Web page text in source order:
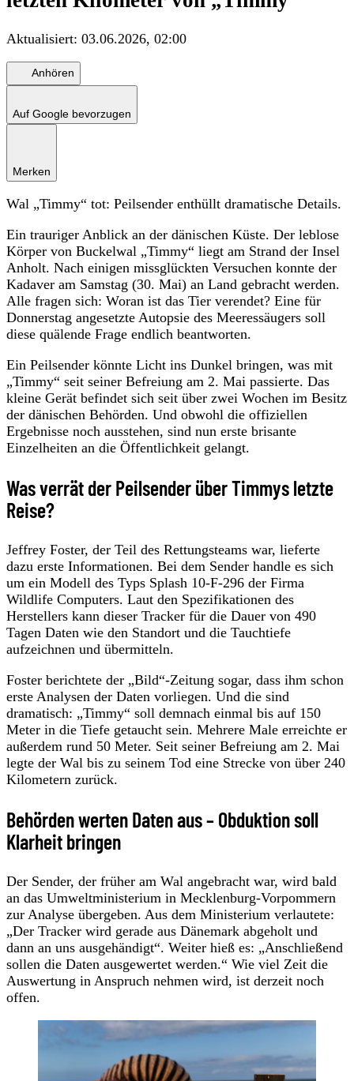
Aktualisiert: 03.06.2026, 02:00
Anhören
Auf Google bevorzugen
Merken
Wal „Timmy“ tot: Peilsender enthüllt dramatische Details.
Ein trauriger Anblick an der dänischen Küste. Der leblose
Körper von Buckelwal „Timmy“ liegt am Strand der Insel
Anholt. Nach einigen missglückten Versuchen konnte der
Kadaver am Samstag (30. Mai) an Land gebracht werden.
Alle fragen sich: Woran ist das Tier verendet? Eine für
Donnerstag angesetzte Autopsie des Meeressäugers soll
diese quälende Frage endlich beantworten.
Ein Peilsender könnte Licht ins Dunkel bringen, was mit
„Timmy“ seit seiner Befreiung am 2. Mai passierte. Das
kleine Gerät befindet sich seit über zwei Wochen im Besitz
der dänischen Behörden. Und obwohl die offiziellen
Ergebnisse noch ausstehen, sind nun erste brisante
Einzelheiten an die Öffentlichkeit gelangt.
Was verrät der Peilsender über Timmys letzte
Reise?
Jeffrey Foster, der Teil des Rettungsteams war, lieferte
dazu erste Informationen. Bei dem Sender handle es sich
um ein Modell des Typs Splash 10-F-296 der Firma
Wildlife Computers. Laut den Spezifikationen des
Herstellers kann dieser Tracker für die Dauer von 490
Tagen Daten wie den Standort und die Tauchtiefe
aufzeichnen und übermitteln.
Foster berichtete der „Bild“-Zeitung sogar, dass ihm schon
erste Analysen der Daten vorliegen. Und die sind
dramatisch: „Timmy“ soll demnach einmal bis auf 150
Meter in die Tiefe getaucht sein. Mehrere Male erreichte er
außerdem rund 50 Meter. Seit seiner Befreiung am 2. Mai
legte der Wal bis zu seinem Tod eine Strecke von über 240
Kilometern zurück.
Behörden werten Daten aus – Obduktion soll
Klarheit bringen
Der Sender, der früher am Wal angebracht war, wird bald
an das Umweltministerium in Mecklenburg-Vorpommern
zur Analyse übergeben. Aus dem Ministerium verlautete:
„Der Tracker wird gerade aus Dänemark abgeholt und
dann an uns ausgehändigt“. Weiter hieß es: „Anschließend
sollen die Daten ausgewertet werden.“ Wie viel Zeit die
Auswertung in Anspruch nehmen wird, ist derzeit noch
offen.